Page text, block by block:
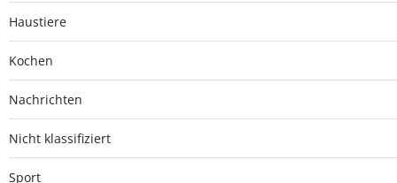
Haustiere
Kochen
Nachrichten
Nicht klassifiziert
Sport